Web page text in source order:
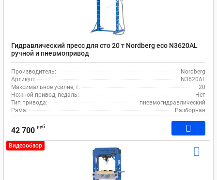
Гидравлический пресс для сто 20 т Nordberg eco N3620AL
ручной и пневмопривод
Производитель:
Nordberg
Артикул:
N3620AL
Максимальное усилие, т:
20
Ножной привод, педаль:
Нет
Тип привода:
пневмогидравлический
Рама:
Разборная
42 700 руб
Видеообзор